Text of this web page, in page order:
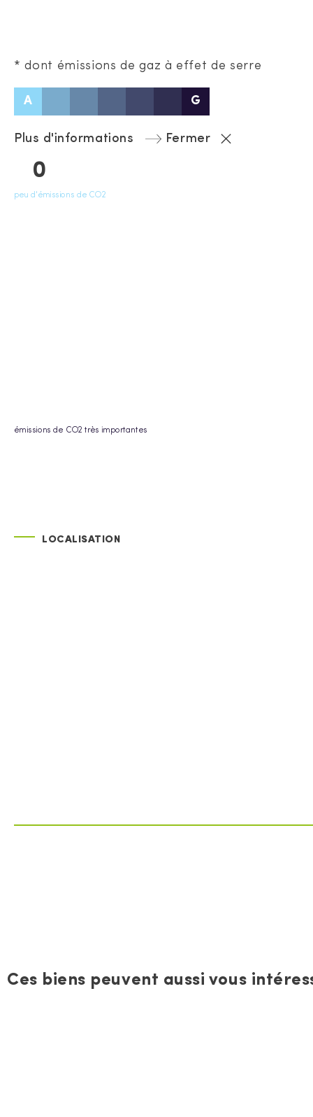
* dont émissions de gaz à effet de serre
A G
Plus d'informations Fermer
peu d'émissions de CO2
émissions de CO2 très importantes
0
LOCALISATION
Ces biens peuvent aussi vous